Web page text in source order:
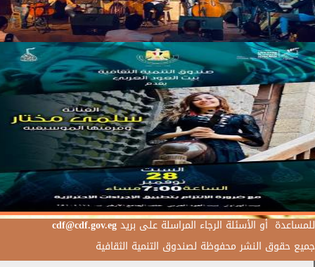
للمساعدة أو الأسئلة الرجاء المراسلة على بريدcdf@cdf.gov.eg
جميع حقوق النشر محفوظة لصندوق التنمية الثقافية